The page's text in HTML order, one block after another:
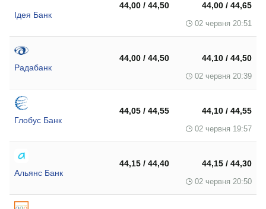
Ідея Банк
44,00 / 44,50 44,00 / 44,65
02 червня 20:51
Радабанк
44,00 / 44,50 44,10 / 44,50
02 червня 20:39
Глобус Банк
44,05 / 44,55 44,10 / 44,55
02 червня 19:57
Альянс Банк
44,15 / 44,40 44,15 / 44,30
02 червня 20:50